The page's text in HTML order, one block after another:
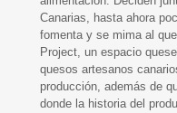
Canarias, hasta ahora
fomenta y se mima al
Project, un espacio
quesos artesanos
producción, además de
donde la historia del